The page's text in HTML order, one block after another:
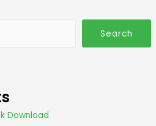
Search
Download